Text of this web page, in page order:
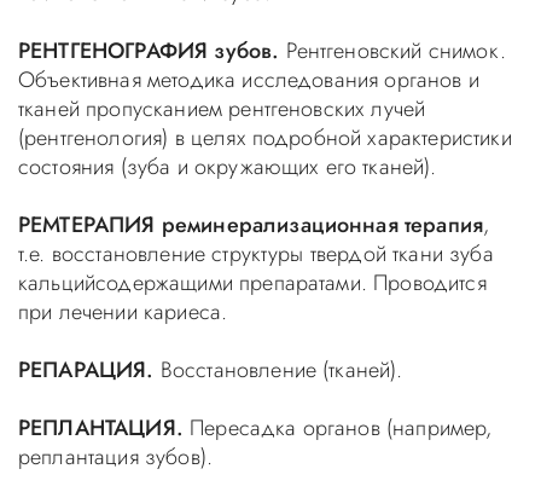
РЕНТГЕНОГРАФИЯ зубов. Рентгеновский снимок.
Объективная методика исследования органов и
тканей пропусканием рентгеновских лучей
(рентгенология) в целях подробной характеристики
состояния (зуба и окружающих его тканей).
РЕМТЕРАПИЯ реминерализационная терапия,
т.е. восстановление структуры твердой ткани зуба
кальцийсодержащими препаратами. Проводится
при лечении кариеса.
РЕПАРАЦИЯ. Восстановление (тканей).
РЕПЛАНТАЦИЯ. Пересадка органов (например,
реплантация зубов).